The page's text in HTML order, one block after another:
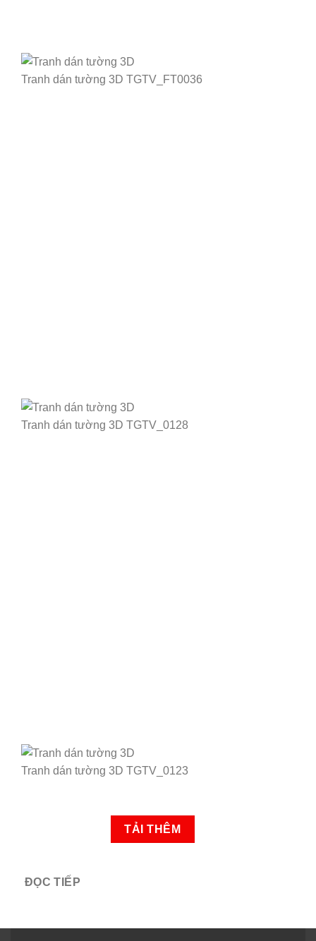
Tranh dán tường 3D TGTV_FT0036
Tranh dán tường 3D TGTV_0128
Tranh dán tường 3D TGTV_0123
TẢI THÊM
ĐỌC TIẾP